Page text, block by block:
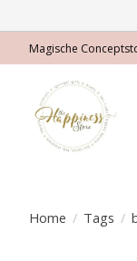
Magische
Home / Tags /